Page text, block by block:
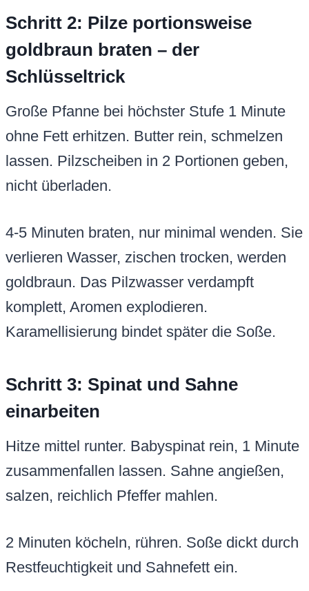
Schritt 2: Pilze portionsweise
goldbraun braten – der
Schlüsseltrick
Große Pfanne bei höchster Stufe 1 Minute
ohne Fett erhitzen. Butter rein, schmelzen
lassen. Pilzscheiben in 2 Portionen geben,
nicht überladen.
4-5 Minuten braten, nur minimal wenden. Sie
verlieren Wasser, zischen trocken, werden
goldbraun. Das Pilzwasser verdampft
komplett, Aromen explodieren.
Karamellisierung bindet später die Soße.
Schritt 3: Spinat und Sahne
einarbeiten
Hitze mittel runter. Babyspinat rein, 1 Minute
zusammenfallen lassen. Sahne angießen,
salzen, reichlich Pfeffer mahlen.
2 Minuten köcheln, rühren. Soße dickt durch
Restfeuchtigkeit und Sahnefett ein.